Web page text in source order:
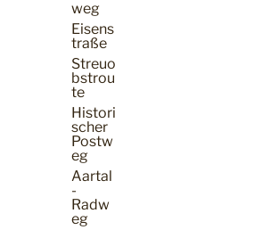
weg
Eisens
traße
Streuo
bstrou
te
Histori
scher
Postw
eg
Aartal
-
Radw
eg